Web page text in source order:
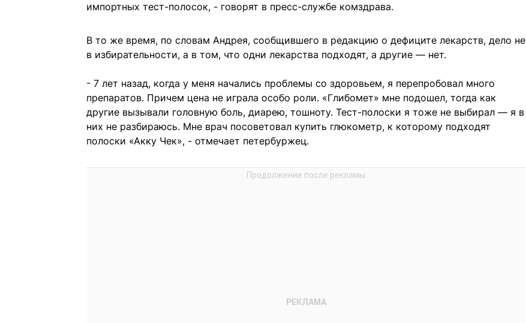
импортных тест-полосок, - говорят в пресс-службе комздрава.
В то же время, по словам Андрея, сообщившего в редакцию о дефиците лекарств, дело не
в избирательности, а в том, что одни лекарства подходят, а другие — нет.
- 7 лет назад, когда у меня начались проблемы со здоровьем, я перепробовал много
препаратов. Причем цена не играла особо роли. «Глибомет» мне подошел, тогда как
другие вызывали головную боль, диарею, тошноту. Тест-полоски я тоже не выбирал — я в
них не разбираюсь. Мне врач посоветовал купить глюкометр, к которому подходят
полоски «Акку Чек», - отмечает петербуржец.